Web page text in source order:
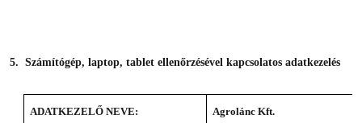
5. Számítógép, laptop, tablet ellenőrzésével kapcsolatos adatkezelés
ADATKEZELŐ NEVE: Agrolánc Kft.